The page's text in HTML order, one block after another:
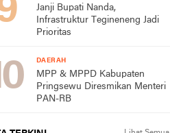
Janji Bupati Nanda,
Infrastruktur Tegineneng Jadi
Prioritas
DAERAH
MPP & MPPD Kabupaten
Pringsewu Diresmikan Menteri
PAN-RB